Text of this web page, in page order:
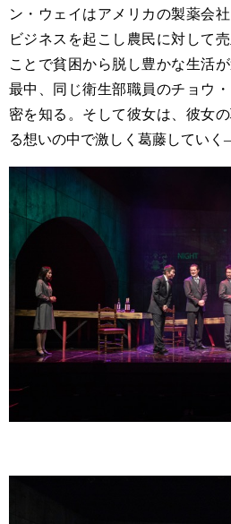
ン・ウェイはアメリカの製薬会
ビジネスを起こし農民に対して
ことで貧困から脱し豊かな生活
最中、同じ衛生部職員のチョウ
密を知る。そして彼女は、彼女
る想いの中で激しく葛藤してい